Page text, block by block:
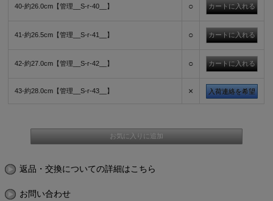
40-約26.0cm【管理__S-r-40__】 ○
41-約26.5cm【管理__S-r-41__】 ○
42-約27.0cm【管理__S-r-42__】 ○
43-約28.0cm【管理__S-r-43__】 × 入荷連絡を希望
返品・交換についての詳細はこちら
お問い合わせ